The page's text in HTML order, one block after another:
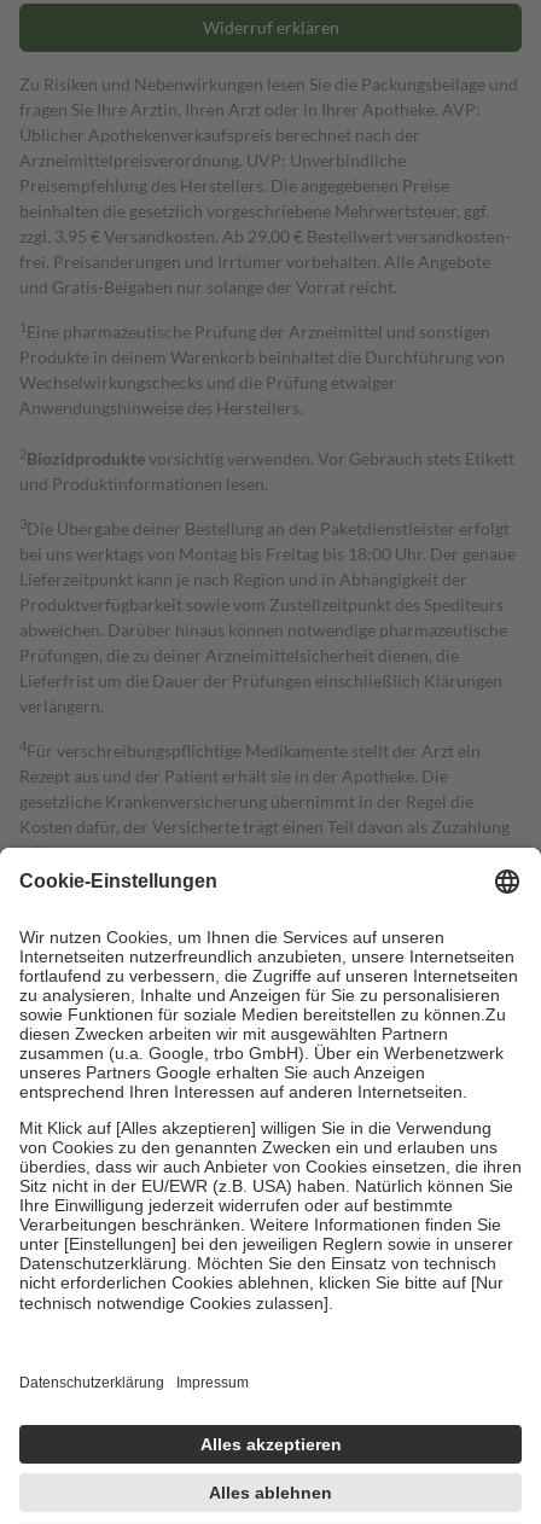
Widerruf erklären
Zu Risiken und Nebenwirkungen lesen Sie die Packungsbeilage und
fragen Sie Ihre Ärztin, Ihren Arzt oder in Ihrer Apotheke. AVP:
Üblicher Apothekenverkaufspreis berechnet nach der
Arzneimittelpreisverordnung. UVP: Unverbindliche
Preisempfehlung des Herstellers. Die angegebenen Preise
beinhalten die gesetzlich vorgeschriebene Mehrwertsteuer, ggf.
zzgl. 3,95 € Versandkosten. Ab 29,00 € Bestell­wert versand­kosten­
frei. Preisänderungen und Irrtümer vorbehalten. Alle Angebote
und Gratis-Beigaben nur solange der Vorrat reicht.
1 Eine pharmazeutische Prüfung der Arzneimittel und sonstigen
Produkte in deinem Warenkorb beinhaltet die Durchführung von
Wechselwirkungschecks und die Prüfung etwaiger
Anwendungshinweise des Herstellers.
2Biozidproduktevorsichtig verwenden. Vor Gebrauch stets Etikett
und Produktinformationen lesen.
3Die Übergabe deiner Bestellung an den Paketdienstleister erfolgt
bei uns werktags von Montag bis Freitag bis 18:00 Uhr. Der genaue
Lieferzeitpunkt kann je nach Region und in Abhängigkeit der
Produktverfügbarkeit sowie vom Zustellzeitpunkt des Spediteurs
abweichen. Darüber hinaus können notwendige pharmazeutische
Prüfungen, die zu deiner Arzneimittelsicherheit dienen, die
Lieferfrist um die Dauer der Prüfungen einschließlich Klärungen
verlängern.
4Für verschreibungspflichtige Medikamente stellt der Arzt ein
Rezept aus und der Patient erhält sie in der Apotheke. Die
gesetzliche Krankenversicherung übernimmt in der Regel die
Kosten dafür, der Versicherte trägt einen Teil davon als Zuzahlung
mit.
Grundsätzlich leisten Mitglieder Zuzahlungen in Höhe von zehn
höchstens zehn Euro.
Es sind jedoch nie mehr als die tatsächlichen
Kosten der Leistung zu entrichten.
Diese Regeln gelten grundsätzlich auch für Online-Apotheken.
Bei Heilmitteln und häuslicher Krankenpflege beträgt die
Zuzahlung zehn Prozent der Kosten sowie zehn Euro je
Verordnung.
Um das Engagement der Versicherten für ihre eigene Gesundheit zu
stärken und die besondere Stellung der Familie zu unterstützen,
fallenkeine Zuzahlungenan bei:
• Kindern und Jugendlichen bis zum vollendeten 18. Lebensjahr
mit Ausnahme der Fahrkosten
• Untersuchungen zur Vorsorge und Früherkennung, die von der
GKV getragen werden
• empfohlenen Schutzimpfungen
• Harn- und Blutteststreifen
getroffen, um sicherzustellen, dass es sich um echte Bewertungen
https://help.etrusted.com/hc/de/articles/4419944605341
Einige Bilder und Inhalte wurden unter Zuhilfenahme künstlicher